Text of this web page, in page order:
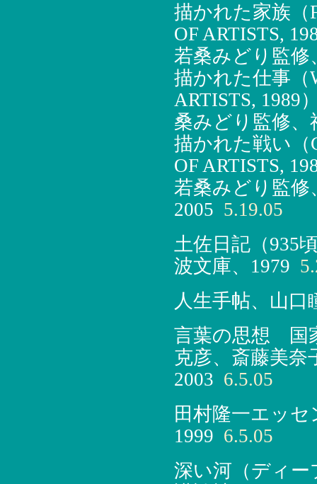
描かれた家族（
OF ARTISTS,
若桑みどり監修
描かれた仕事（
ARTISTS, 1989
桑みどり監修、
描かれた戦い（
OF ARTISTS,
若桑みどり監修
2005 5.19.05
土佐日記（935
波文庫、1979
人生手帖、山口
言葉の思想 国
克彦、斎藤美奈
2003 6.5.05
田村隆一エッ
1999 6.5.05
深い河（ディー